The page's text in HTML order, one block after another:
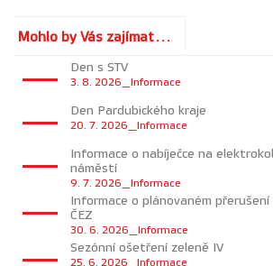
Mohlo by Vás zajímat...
Den s STV
3. 8. 2026_Informace
Den Pardubického kraje
20. 7. 2026_Informace
Informace o nabíječce na
náměstí
9. 7. 2026_Informace
Informace o plánovaném
ČEZ
30. 6. 2026_Informace
Sezónní ošetření zeleně IV
25. 6. 2026_Informace